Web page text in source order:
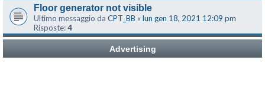
Floor generator not visible
Ultimo messaggio da CPT_BB « lun gen 18, 2021 12:09 pm
Risposte:4
Advertising